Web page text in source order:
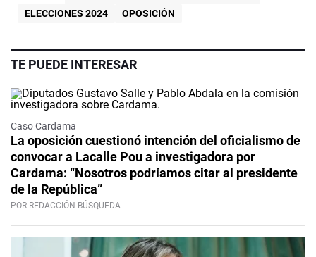
ELECCIONES 2024
OPOSICIÓN
TE PUEDE INTERESAR
Caso Cardama
La oposición cuestionó intención del oficialismo de
convocar a Lacalle Pou a investigadora por
Cardama: “Nosotros podríamos citar al presidente
de la República”
POR REDACCIÓN BÚSQUEDA